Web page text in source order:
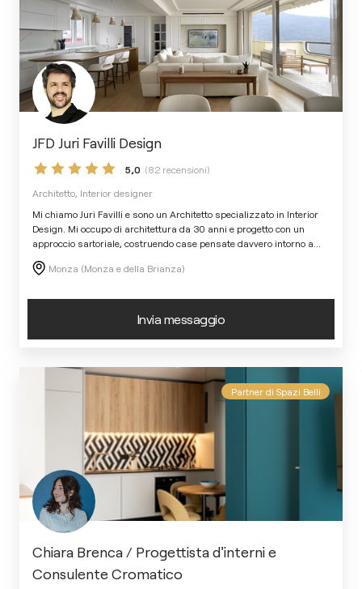
JFD Juri Favilli Design
5,0 (82 recensioni)
Architetto, Interior designer
Mi chiamo Juri Favilli e sono un Architetto specializzato in Interior
Design. Mi occupo di architettura da 30 anni e progetto con un
approccio sartoriale, costruendo case pensate davvero intorno a
Monza (Monza e della Brianza)
Invia messaggio
Partner di Spazi Belli
Chiara Brenca / Progettista d'interni e
Consulente Cromatico